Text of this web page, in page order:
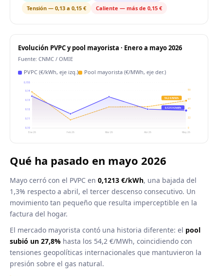
Tensión — 0,13 a 0,15 €
Caliente — más de 0,15 €
Evolución PVPC y pool mayorista · Enero a mayo 2026
Fuente: CNMC / OMIE
PVPC (€/kWh, eje izq.)
Pool mayorista (€/MWh, eje der.)
0,10
0,11
0,12
0,13
0,14
0,155
0
22
45
67
90
Ene 26 Feb 26 Mar 26 Abr 26 May 26
0,1213 €/kWh
54,2 €/MWh
Qué ha pasado en mayo 2026
Mayo cerró con el PVPC en 0,1213 €/kWh, una bajada del
1,3% respecto a abril, el tercer descenso consecutivo. Un
movimiento tan pequeño que resulta imperceptible en la
factura del hogar.
El mercado mayorista contó una historia diferente: el pool
subió un 27,8% hasta los 54,2 €/MWh, coincidiendo con
tensiones geopolíticas internacionales que mantuvieron la
presión sobre el gas natural.